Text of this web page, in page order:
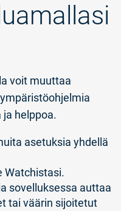
voit muuttaa
ja helppoa.
asetuksia yhdellä
Watchistasi.
sovelluksessa auttaa
tai väärin sijoitetut